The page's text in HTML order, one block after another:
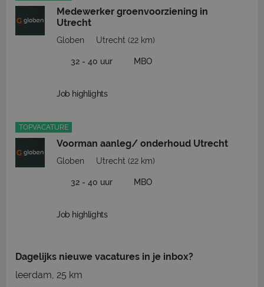
Medewerker groenvoorziening in
Utrecht
Globen Utrecht (22 km)
32 - 40 uur MBO
Job highlights
TOPVACATURE
Voorman aanleg/ onderhoud Utrecht
Globen Utrecht (22 km)
32 - 40 uur MBO
Job highlights
Dagelijks nieuwe vacatures in je inbox?
leerdam, 25 km